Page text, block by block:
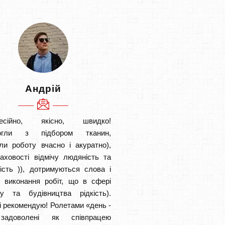
Андрій
якісно, швидко!
з підбором тканин,
роботу вчасно і акуратно),
відмічу людяність та
)), дотримуються слова і
виконання робіт, що в сфері
та будівництва рідкість).
рекомендую! Ролетами «день -
як співпрацею